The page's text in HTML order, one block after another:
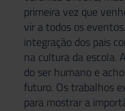
primeira vez que
vir a todos os
integração dos pais
na cultura da escola.
do ser humano e
futuro. Os trabalhos
para mostrar a